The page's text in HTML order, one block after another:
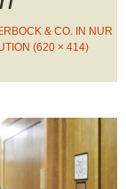
& CO. IN NUR
(620 × 414)